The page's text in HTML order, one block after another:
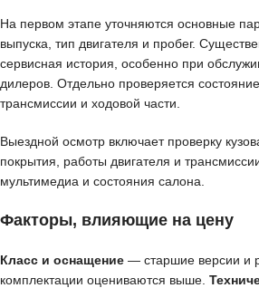
На первом этапе уточняются основные
выпуска, тип двигателя и пробег.
сервисная история, особенно при
дилеров. Отдельно проверяется состояние
трансмиссии и ходовой части.
Выездной осмотр включает проверку
покрытия, работы двигателя и
мультимедиа и состояния салона.
Факторы, влияющие на цену
Класс и оснащение — старшие версии и
комплектации оцениваются выше.